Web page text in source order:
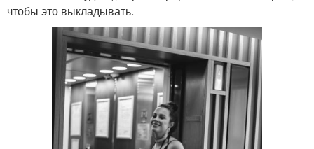
чтобы это выкладывать.